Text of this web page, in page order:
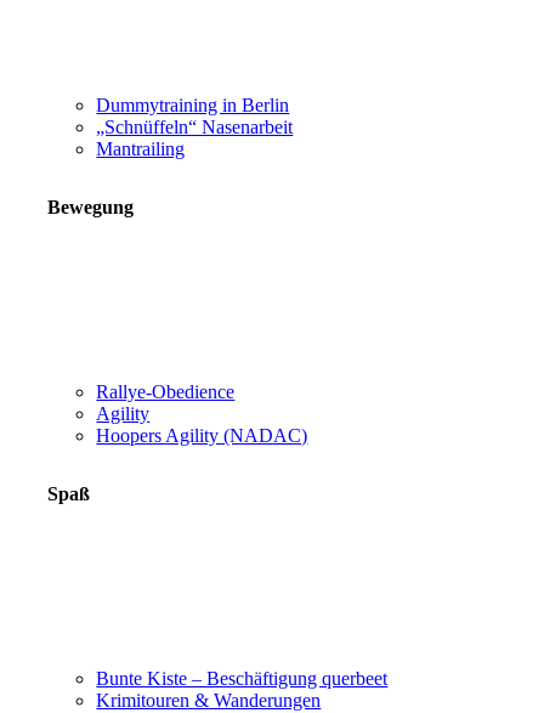
Dummytraining in Berlin
„Schnüffeln“ Nasenarbeit
Mantrailing
Bewegung
Rallye-Obedience
Agility
Hoopers Agility (NADAC)
Spaß
Bunte Kiste – Beschäftigung querbeet
Krimitouren & Wanderungen